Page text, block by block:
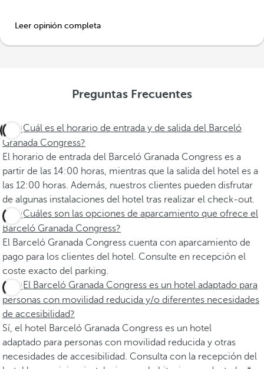
Leer opinión completa
Preguntas Frecuentes
¿Cuál es el horario de entrada y de salida del Barceló
Granada Congress?
El horario de entrada del Barceló Granada Congress es a
partir de las 14:00 horas, mientras que la salida del hotel es a
las 12:00 horas. Además, nuestros clientes pueden disfrutar
de algunas instalaciones del hotel tras realizar el check-out.
¿Cuáles son las opciones de aparcamiento que ofrece el
Barceló Granada Congress?
El Barceló Granada Congress cuenta con aparcamiento de
pago para los clientes del hotel. Consulte en recepción el
coste exacto del parking.
¿El Barceló Granada Congress es un hotel adaptado para
personas con movilidad reducida y/o diferentes necesidades
de accesibilidad?
Sí, el hotel Barceló Granada Congress es un hotel
adaptado para personas con movilidad reducida y otras
necesidades de accesibilidad. Consulta con la recepción del